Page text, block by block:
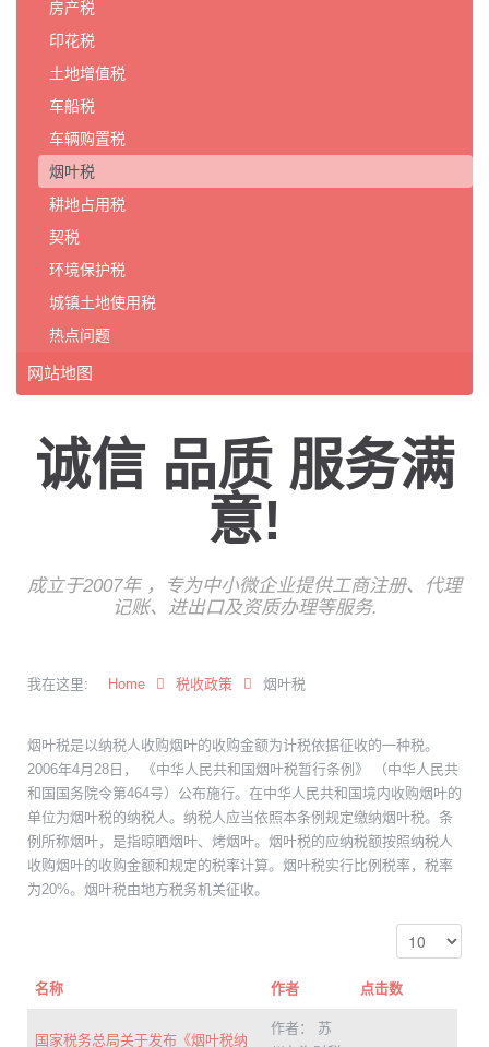
房产税
印花税
土地增值税
车船税
车辆购置税
烟叶税
耕地占用税
契税
环境保护税
城镇土地使用税
热点问题
网站地图
诚信 品质 服务满
意!
成立于2007年 ，专为中小微企业提供工商注册、代理
记账、进出口及资质办理等服务.
我在这里: Home 税收政策 烟叶税
烟叶税是以纳税人收购烟叶的收购金额为计税依据征收的一种税。
2006年4月28日， 《中华人民共和国烟叶税暂行条例》 （中华人民共
和国国务院令第464号）公布施行。在中华人民共和国境内收购烟叶的
单位为烟叶税的纳税人。纳税人应当依照本条例规定缴纳烟叶税。条
例所称烟叶，是指晾晒烟叶、烤烟叶。烟叶税的应纳税额按照纳税人
收购烟叶的收购金额和规定的税率计算。烟叶税实行比例税率，税率
为20%。烟叶税由地方税务机关征收。
名称 作者 点击数
国家税务总局关于发布《烟叶税纳
作者： 苏